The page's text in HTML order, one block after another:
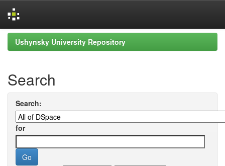
Skip
navigation
Ushynsky University Repository
Search
Search:
for